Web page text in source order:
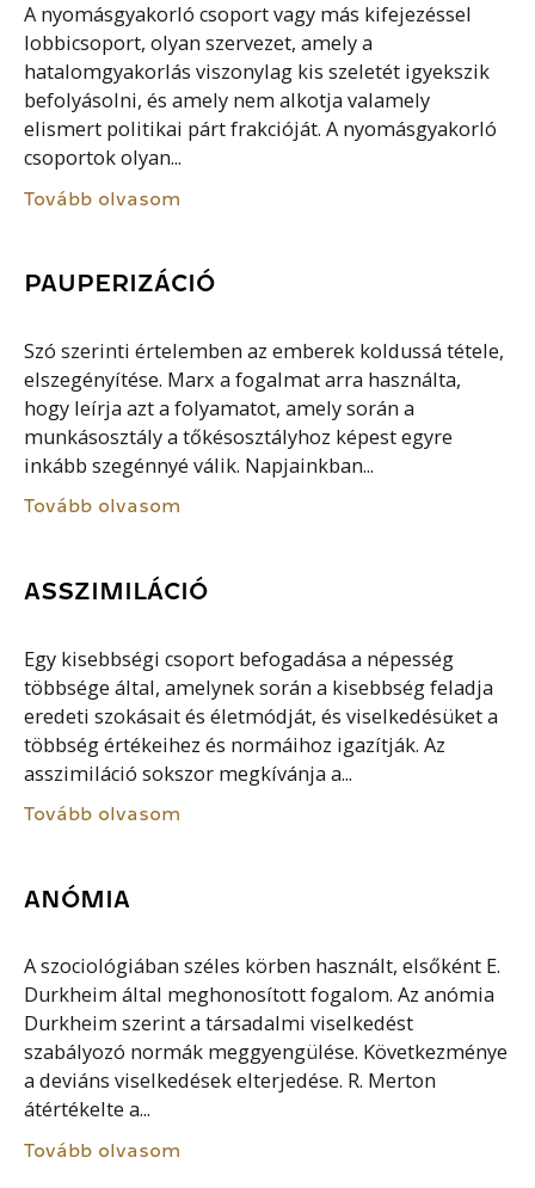
A nyomásgyakorló csoport vagy más kifejezéssel
lobbicsoport, olyan szervezet, amely a
hatalomgyakorlás viszonylag kis szeletét igyekszik
befolyásolni, és amely nem alkotja valamely
elismert politikai párt frakcióját. A nyomásgyakorló
csoportok olyan...
Tovább olvasom
PAUPERIZÁCIÓ
Szó szerinti értelemben az emberek koldussá tétele,
elszegényítése. Marx a fogalmat arra használta,
hogy leírja azt a folyamatot, amely során a
munkásosztály a tőkésosztályhoz képest egyre
inkább szegénnyé válik. Napjainkban...
Tovább olvasom
ASSZIMILÁCIÓ
Egy kisebbségi csoport befogadása a népesség
többsége által, amelynek során a kisebbség feladja
eredeti szokásait és életmódját, és viselkedésüket a
többség értékeihez és normáihoz igazítják. Az
asszimiláció sokszor megkívánja a...
Tovább olvasom
ANÓMIA
A szociológiában széles körben használt, elsőként E.
Durkheim által meghonosított fogalom. Az anómia
Durkheim szerint a társadalmi viselkedést
szabályozó normák meggyengülése. Következménye
a deviáns viselkedések elterjedése. R. Merton
átértékelte a...
Tovább olvasom